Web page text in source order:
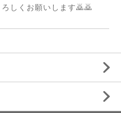
しくお願いします🙇🙇